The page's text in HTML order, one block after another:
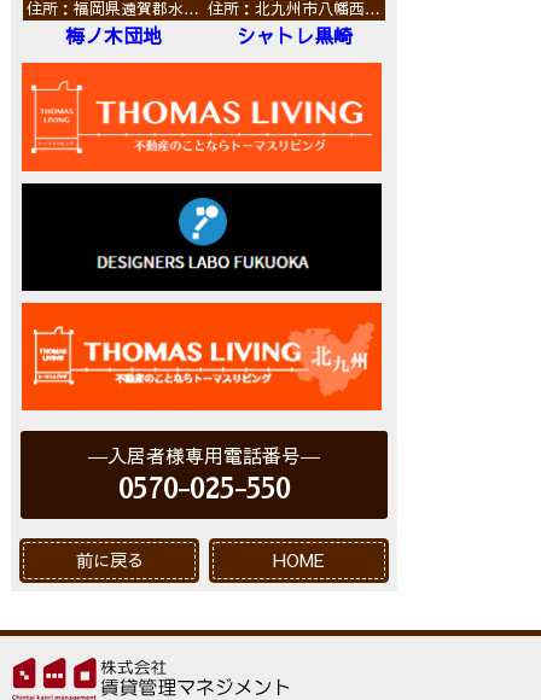
住所：福岡県遠賀郡水…
梅ノ木団地
住所：北九州市八幡西…
シャトレ黒崎
入居者様専用電話番号
0570-025-550
前に戻る HOME